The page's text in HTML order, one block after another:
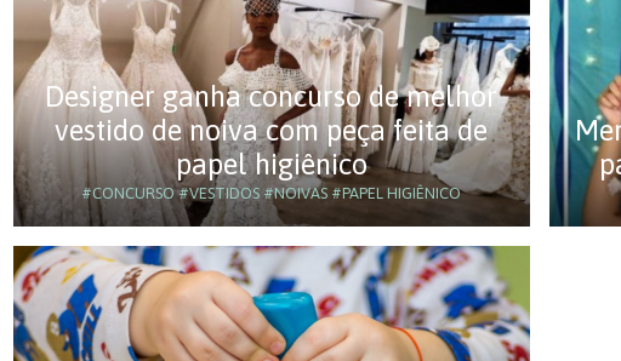
Designer ganha concurso de melhor
vestido de noiva com peça feita de
papel higiênico
#CONCURSO#VESTIDOS #NOIVAS #PAPEL HIGIÊNICO